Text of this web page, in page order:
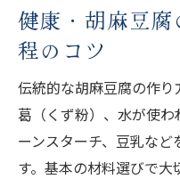
仕上げ
健康・胡麻豆
の特徴
健康・胡麻豆
ツ
片栗粉や豆乳で挑
健康・胡麻豆
程のコツ
伝統的な胡麻豆腐の作
葛（くず粉）、水が使わ
ーンスターチ、豆乳な
す。基本の材料選びで